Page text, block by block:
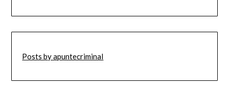
Posts by apuntecriminal